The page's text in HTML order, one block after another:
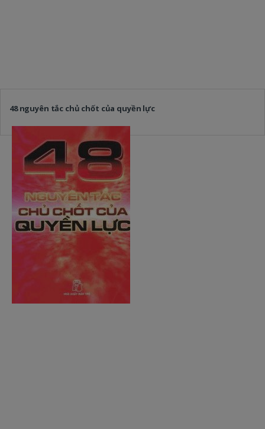
48 nguyên tắc chủ chốt của quyền lực